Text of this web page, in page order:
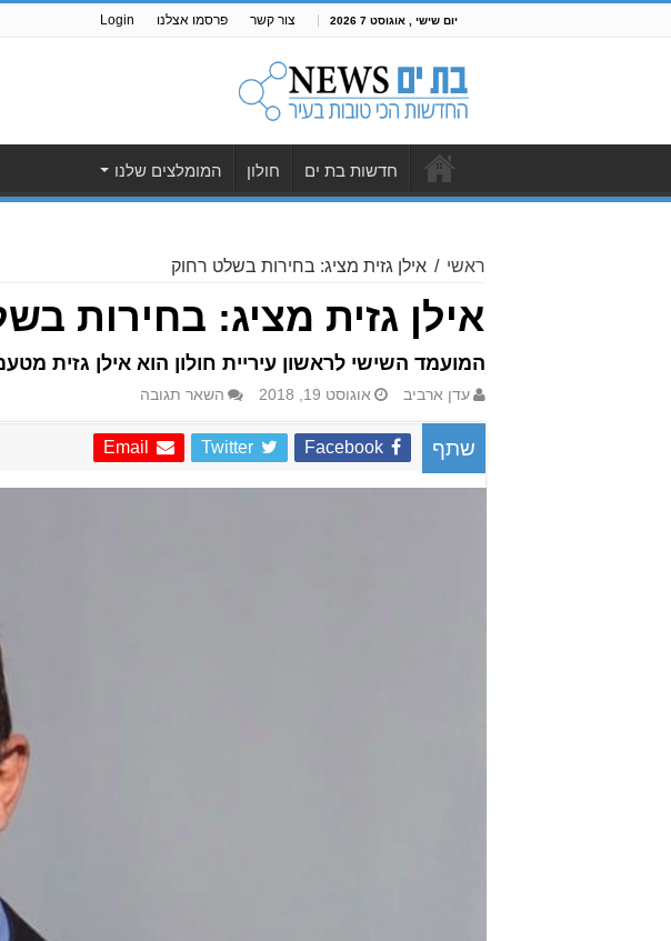
יום שישי , אוגוסט 7 2026 צור קשר פרסמו אצלנו Login
חדשות בת ים חולון המומלצים שלנו
ראשי / אילן גזית מציג: בחירות בשלט רחוק
אילן גזית מציג: בחירות
המועמד השישי לראשון עיריית חולון הוא אילן גזית
עדן ארביב אוגוסט 19, 2018 השאר תגובה
שתף Facebook
Twitter
Email